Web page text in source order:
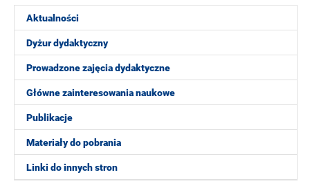
Aktualności
Dyżur dydaktyczny
Prowadzone zajęcia dydaktyczne
Główne zainteresowania naukowe
Publikacje
Materiały do pobrania
Linki do innych stron